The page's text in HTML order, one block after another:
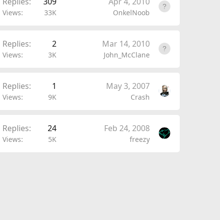
Views 33K OnkelNoob
Replies 2
Views 3K
Mar 14, 2010
John_McClane
Replies 1
Views 9K
May 3, 2007
Crash
Replies 24
Views 5K
Feb 24, 2008
freezy